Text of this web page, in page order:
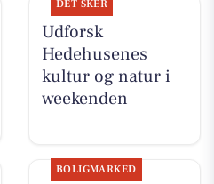
DET SKER
Udforsk
Hedehusenes
kultur og natur i
weekenden
BOLIGMARKED